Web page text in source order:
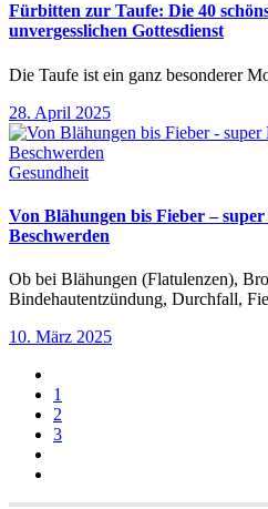
Fürbitten zur Taufe: Die 40
unvergesslichen Gottesdienst
Die Taufe ist ein ganz besonderer
28. April 2025
Gesundheit
Von Blähungen bis Fieber –
Beschwerden
Ob bei Blähungen (Flatulenzen),
Bindehautentzündung, Durchfall,
10. März 2025
1
2
3